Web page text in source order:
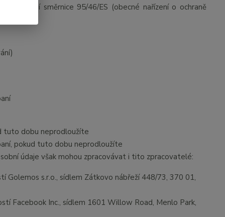
zrušení směrnice 95/46/ES (obecné nařízení o ochraně
tuto dobu neprodloužíte
pokud tuto dobu neprodloužíte
údaje však mohou zpracovávat i tito zpracovatelé:
s.r.o., sídlem Zátkovo nábřeží 448/73, 370 01,
Facebook Inc., sídlem 1601 Willow Road, Menlo Park,